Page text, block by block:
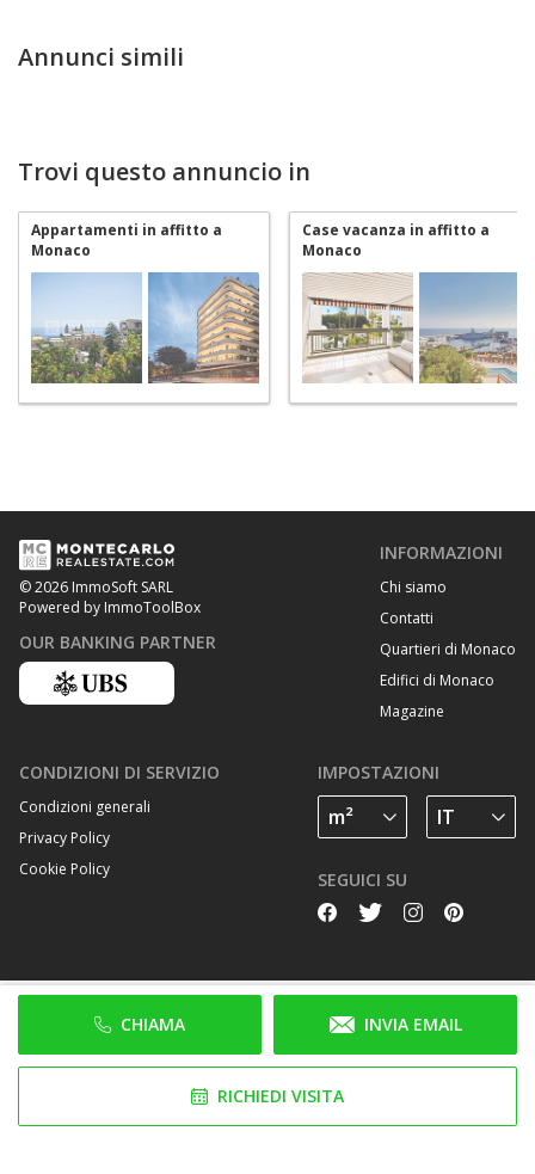
CHIAMA INVIA EMAIL
RICHIEDI VISITA
Annunci simili
Trovi questo annuncio in
Appartamenti in affitto a
Monaco
Case vacanza in affitto a
Monaco
© 2026 ImmoSoft SARL
Powered by ImmoToolBox
OUR BANKING PARTNER
INFORMAZIONI
Chi siamo
Contatti
Quartieri di Monaco
Edifici di Monaco
Magazine
CONDIZIONI DI SERVIZIO
Condizioni generali
Privacy Policy
Cookie Policy
IMPOSTAZIONI
SEGUICI SU